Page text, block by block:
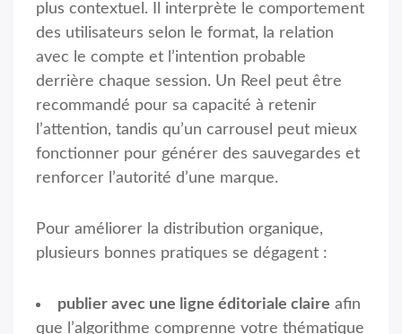
plus contextuel. Il interprète le comportement
des utilisateurs selon le format, la relation
avec le compte et l’intention probable
derrière chaque session. Un Reel peut être
recommandé pour sa capacité à retenir
l’attention, tandis qu’un carrousel peut mieux
fonctionner pour générer des sauvegardes et
renforcer l’autorité d’une marque.
Pour améliorer la distribution organique,
plusieurs bonnes pratiques se dégagent :
publier avec une ligne éditoriale claire afin
que l’algorithme comprenne votre thématique